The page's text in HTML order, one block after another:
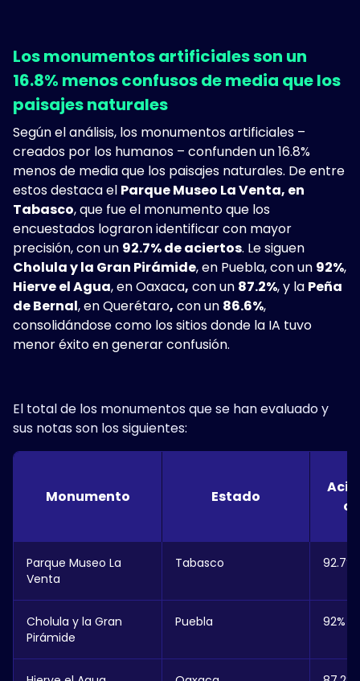
Los monumentos artificiales son un
16.8% menos confusos de media que los
paisajes naturales
Según el análisis, los monumentos artificiales –
creados por los humanos – confunden un 16.8%
menos de media que los paisajes naturales. De entre
estos destaca el Parque Museo La Venta, en
Tabasco, que fue el monumento que los
encuestados lograron identificar con mayor
precisión, con un 92.7% de aciertos. Le siguen
Cholula y la Gran Pirámide, en Puebla, con un 92%,
Hierve el Agua, en Oaxaca, con un 87.2%, y la Peña
de Bernal, en Querétaro, con un 86.6%,
consolidándose como los sitios donde la IA tuvo
menor éxito en generar confusión.
El total de los monumentos que se han evaluado y
sus notas son los siguientes:
Monumento Estado
Parque Museo La
Venta
Tabasco 92.7%
Cholula y la Gran
Pirámide
Puebla 92%